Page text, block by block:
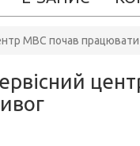
МВС почав працювати